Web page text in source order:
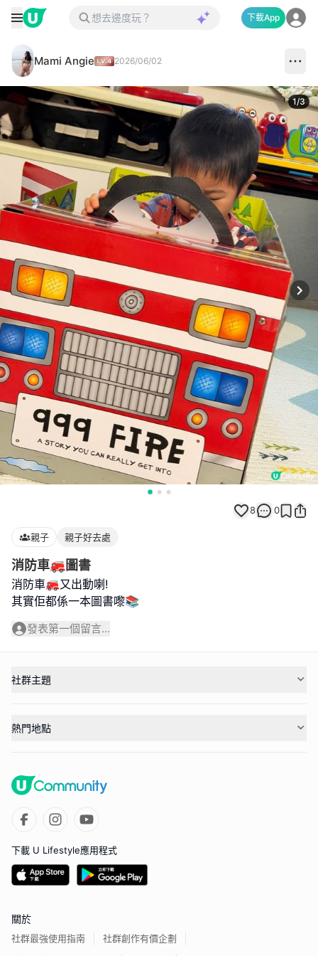
下載App
Mami Angie 2026/06/02
1/3
8 0
親子 親子好去處
消防車🚒圖書
消防車🚒又出動喇!
其實佢都係一本圖書嚟📚
發表第一個留言...
社群主題
熱門地點
下載 U Lifestyle應用程式
關於
社群最強使用指南
社群創作有價企劃